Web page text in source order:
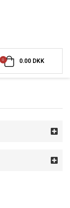
0 0.00 DKK